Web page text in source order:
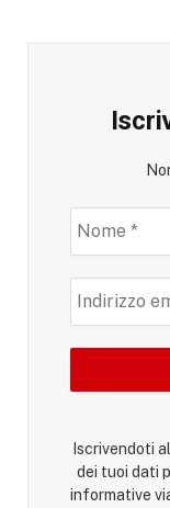
Iscrivendoti
dei tuoi dati
informative